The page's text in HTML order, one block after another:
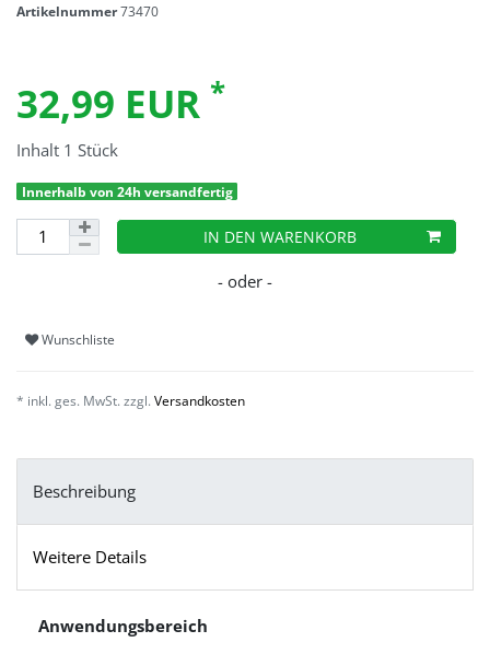
Artikelnummer73470
32,99 EUR *
Inhalt 1 Stück
Innerhalb von 24h versandfertig
IN DEN WARENKORB
Wunschliste
* inkl. ges. MwSt. zzgl. Versandkosten
Beschreibung
Weitere Details
Anwendungsbereich